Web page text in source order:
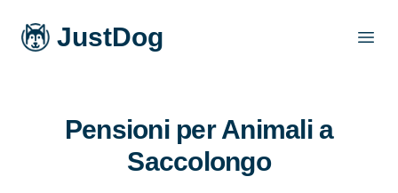
JustDog
Pensioni per Animali a
Saccolongo